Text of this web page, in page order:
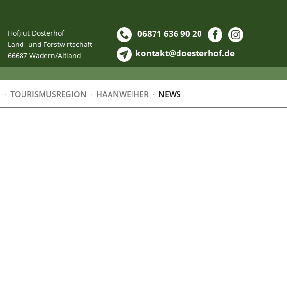
Hofgut Dösterhof
Land- und Forstwirtschaft
66687 Wadern/Altland
06871 636 90 20
kontakt@doesterhof.de
TOURISMUSREGION HAANWEIHER NEWS